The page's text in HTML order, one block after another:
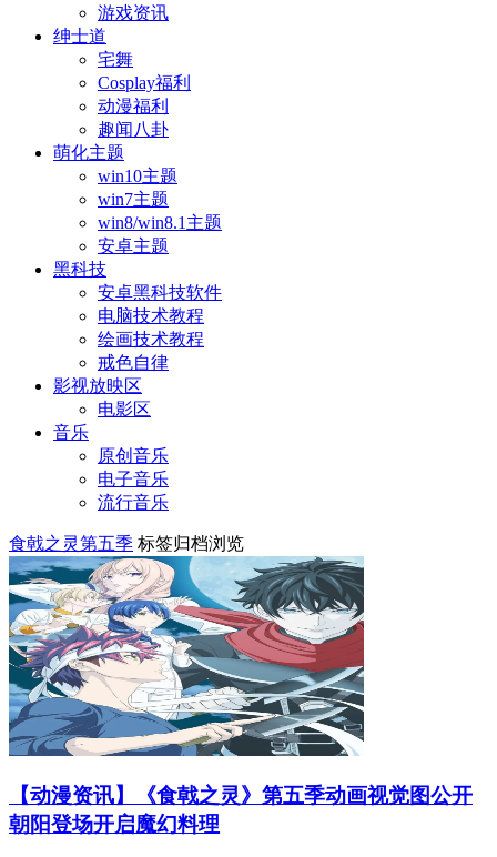
游戏资讯
绅士道
宅舞
Cosplay福利
动漫福利
趣闻八卦
萌化主题
win10主题
win7主题
win8/win8.1主题
安卓主题
黑科技
安卓黑科技软件
电脑技术教程
绘画技术教程
戒色自律
影视放映区
电影区
音乐
原创音乐
电子音乐
流行音乐
食戟之灵第五季 标签归档浏览
【动漫资讯】《食戟之灵》第五季动画视觉图公开
朝阳登场开启魔幻料理